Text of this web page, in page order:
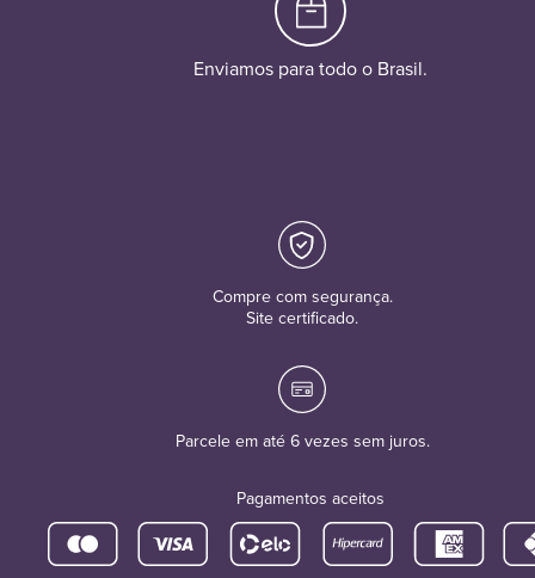
Enviamos para todo o Brasil.
Compre com segurança.
Site certificado.
Parcele em até 6 vezes sem juros.
Pagamentos aceitos